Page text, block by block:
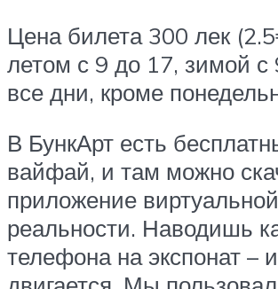
Цена билета 300 лек
летом с 9 до 17, зимой с
все дни, кроме
В БункАрт есть
вайфай, и там можно
приложение виртуальной
реальности. Наводишь
телефона на экспонат –